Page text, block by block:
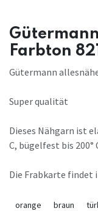
Farbton 821
Gütermann
Super qualität
Dieses Nähgarn ist
C, bügelfest bis 200°
Die Frabkarte findet
orange braun